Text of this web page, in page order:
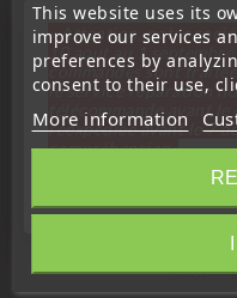
Remote Controls
Key Fob Transmitter
Nemo, Bipper, And Grand
€22.99Price
This website uses its
improve our services
preferences by
consent to their use,
More information
« Attention, notre
10 aout au 1
commandes sont
le service réparation
télécommande avant
réexpédiée avant le 7
compréhension»